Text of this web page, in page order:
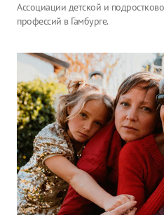
Ассоциации детской и
профессий в Гамбурге.